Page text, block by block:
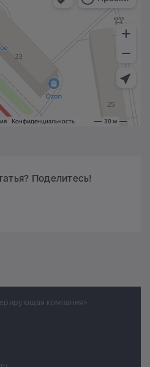
Поделитесь!
компания»